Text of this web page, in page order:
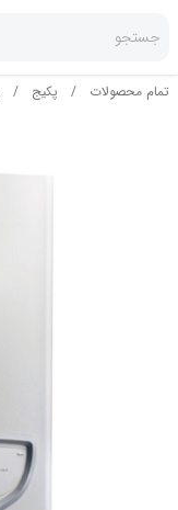
جستجو
تمام محصولات / پکیج /